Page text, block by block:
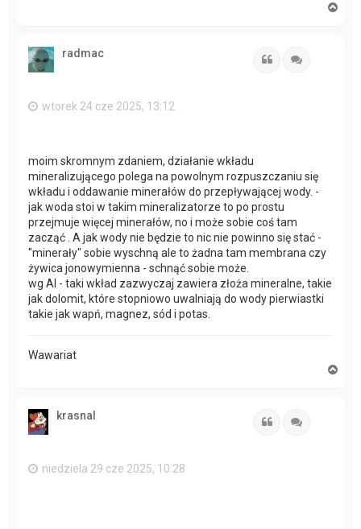
radmac Cytuj
wtorek 24 cze 2025, 13:12
moim skromnym zdaniem, działanie wkładu
mineralizującego polega na powolnym rozpuszczaniu się
wkładu i oddawanie minerałów do przepływającej wody. -
jak woda stoi w takim mineralizatorze to po prostu
przejmuje więcej minerałów, no i może sobie coś tam
zacząć . A jak wody nie będzie to nic nie powinno się stać -
"minerały" sobie wyschną ale to żadna tam membrana czy
żywica jonowymienna - schnąć sobie może.
wg AI - taki wkład zazwyczaj zawiera złoża mineralne, takie
jak dolomit, które stopniowo uwalniają do wody pierwiastki
takie jak wapń, magnez, sód i potas.
Wawariat
krasnal Cytuj
niedziela 29 cze 2025, 10:28